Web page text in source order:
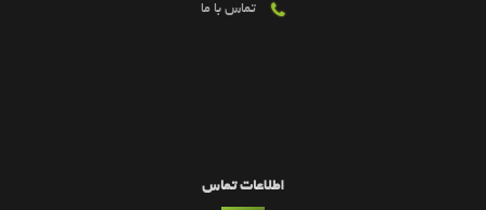
تماس با ما
اطلاعات تماس